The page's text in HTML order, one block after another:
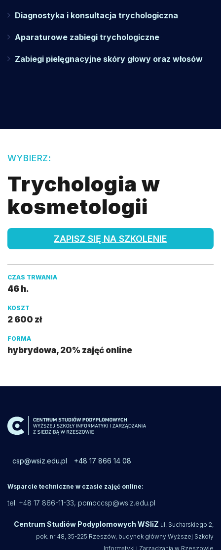
Diagnostyka i konsultacja trychologiczna
Aparaturowe zabiegi trychologiczne
Zabiegi pielęgnacyjne skóry głowy oraz włosów
WYBIERZ:
Trychologia w
kosmetologii
ZAPISZ SIĘ NA SZKOLENIE
CZAS TRWANIA
46 h.
KOSZT
2 600 zł
FORMA
hybrydowa, 20% zajęć online
csp@wsiz.edu.pl +48 17 866 14 08
Wsparcie techniczne w czasie zajęć online:
tel. +48 17 866-11-33, pomoccsp@wsiz.edu.pl
Centrum Studiów Podyplomowych WSIiZ ul. Sucharskiego 2,
pok. nr 48, 35-225 Rzeszów, budynek główny Wyższej Szkoły
Informatyki i Zarządzania w Rzeszowie